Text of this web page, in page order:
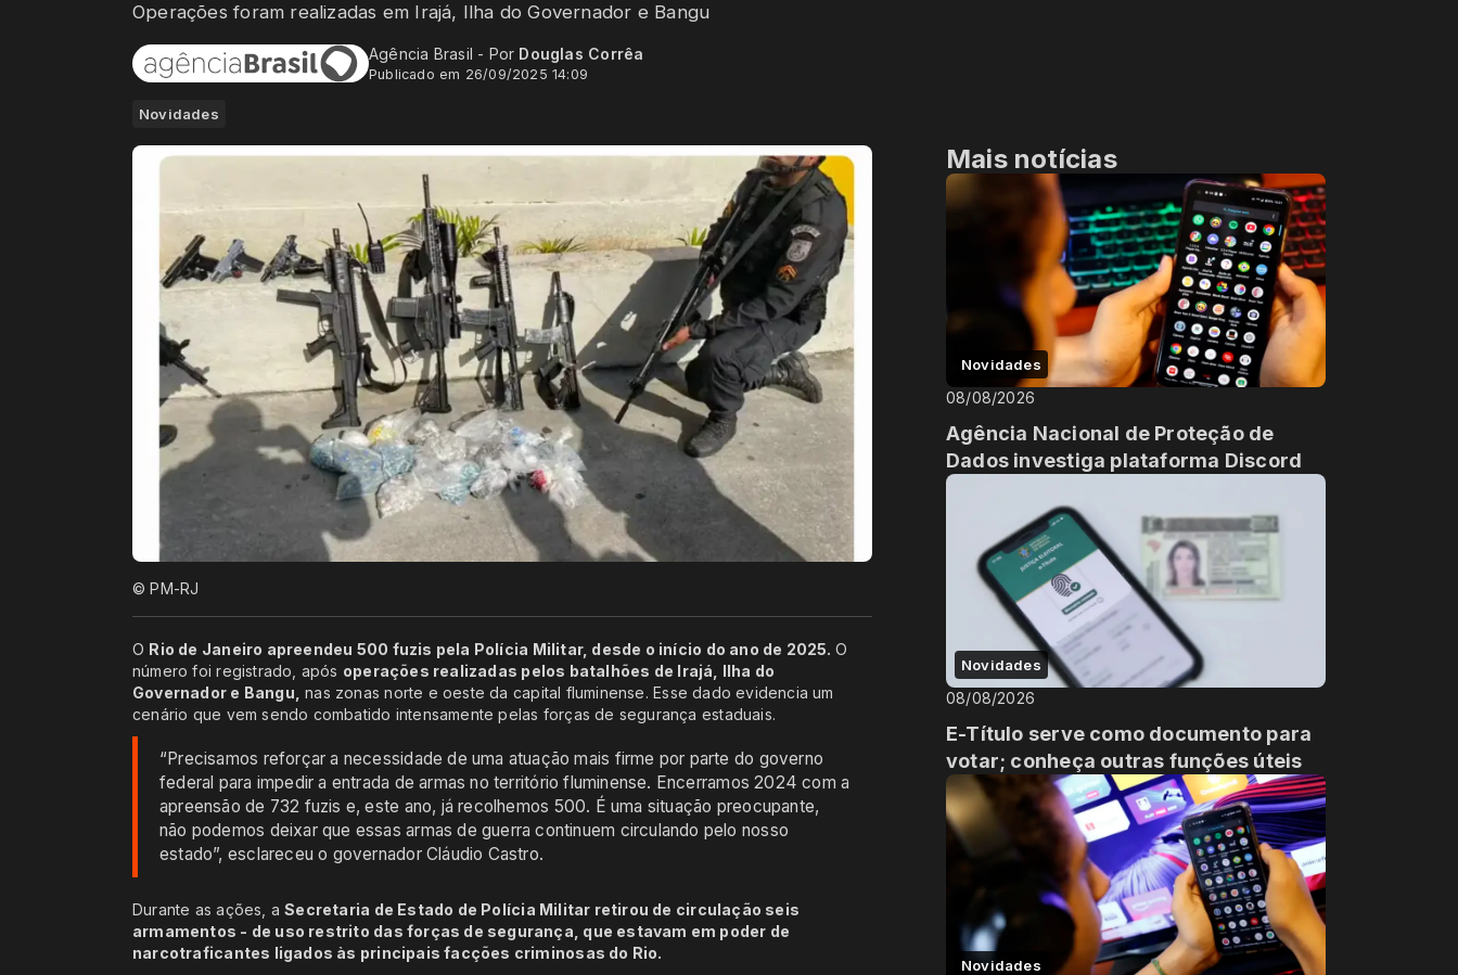
Operações foram realizadas em Irajá, Ilha do Governador e Bangu
Agência Brasil - Por Douglas Corrêa
Publicado em 26/09/2025 14:09
Novidades
© PM-RJ
O Rio de Janeiro apreendeu 500 fuzis pela Polícia Militar, desde o início do ano de 2025. O
número foi registrado, após operações realizadas pelos batalhões de Irajá, Ilha do
Governador e Bangu, nas zonas norte e oeste da capital fluminense. Esse dado evidencia um
cenário que vem sendo combatido intensamente pelas forças de segurança estaduais.
“Precisamos reforçar a necessidade de uma atuação mais firme por parte do governo
federal para impedir a entrada de armas no território fluminense. Encerramos 2024 com a
apreensão de 732 fuzis e, este ano, já recolhemos 500. É uma situação preocupante,
não podemos deixar que essas armas de guerra continuem circulando pelo nosso
estado”, esclareceu o governador Cláudio Castro.
Durante as ações, aSecretaria de Estado de Polícia Militar retirou de circulação seis
armamentos - de uso restrito das forças de segurança, que estavam em poder de
narcotraficantes ligados às principais facções criminosas do Rio.
Mais notícias
Novidades
08/08/2026
Agência Nacional de Proteção de
Dados investiga plataforma Discord
Novidades
08/08/2026
E-Título serve como documento para
votar; conheça outras funções úteis
Novidades